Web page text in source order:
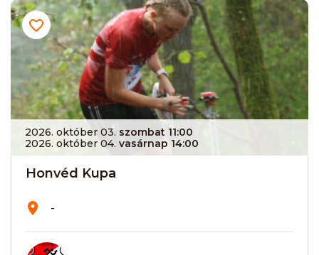
2026. október 03. szombat 11:00
2026. október 04. vasárnap 14:00
Honvéd Kupa
-